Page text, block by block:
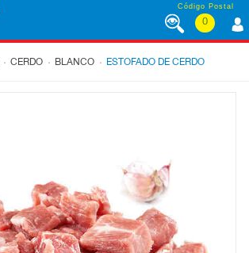
Código Postal
0
. CERDO . BLANCO . ESTOFADO DE CERDO